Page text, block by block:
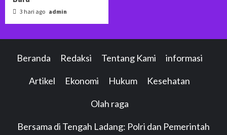
3 hari ago admin
Beranda Redaksi Tentang Kami informasi
Artikel Ekonomi Hukum Kesehatan
Olah raga
Bersama di Tengah Ladang: Polri dan Pemerintah